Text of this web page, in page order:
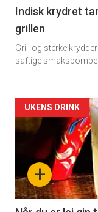
Indisk krydret
grillen
Grill og sterke
saftige
Forsiden
akkurat
nå
-
+
UKENS DRINK